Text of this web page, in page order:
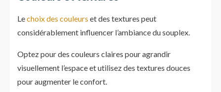
Lechoix des couleurs et des textures peut
considérablement influencer l’ambiance du souplex.
Optez pour des couleurs claires pour agrandir
visuellement l’espace et utilisez des textures douces
pour augmenter le confort.